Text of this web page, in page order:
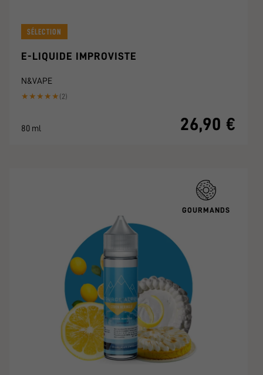
SÉLECTION
E-LIQUIDE IMPROVISTE
N&VAPE
★ ★ ★ ★ ★ (2)
80 ml 26,90 €
GOURMANDS